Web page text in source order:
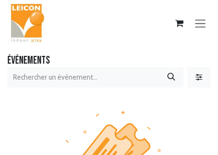
Se rendre au contenu
Événements